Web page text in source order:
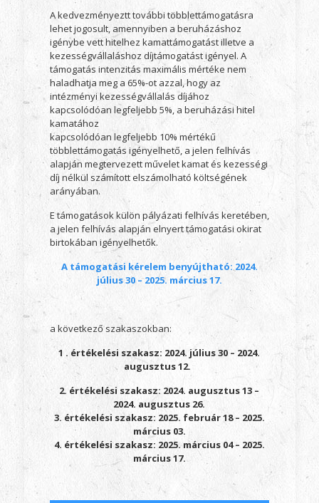
A kedvezményeztt további többlettámogatásra
lehet jogosult, amennyiben a beruházáshoz
igénybe vett hitelhez kamattámogatást illetve a
kezességvállaláshoz díjtámogatást igényel. A
támogatás intenzitás maximális mértéke nem
haladhatja meg a 65%-ot azzal, hogy az
intézményi kezességvállalás díjához
kapcsolódóan legfeljebb 5%, a beruházási hitel
kamatához
kapcsolódóan legfeljebb 10% mértékű
többlettámogatás igényelhető, a jelen felhívás
alapján megtervezett művelet kamat és kezességi
díj nélkül számított elszámolható költségének
arányában.
E támogatások külön pályázati felhívás keretében,
a jelen felhívás alapján elnyert támogatási okirat
birtokában igényelhetők.
A támogatási kérelem benyújtható: 2024.
július 30 – 2025. március 17.
a következő szakaszokban:
1 . értékelési szakasz: 2024. július 30 – 2024.
augusztus 12.
2. értékelési szakasz: 2024. augusztus 13 –
2024. augusztus 26.
3. értékelési szakasz: 2025. február 18 – 2025.
március 03.
4. értékelési szakasz: 2025. március 04 – 2025.
március 17.